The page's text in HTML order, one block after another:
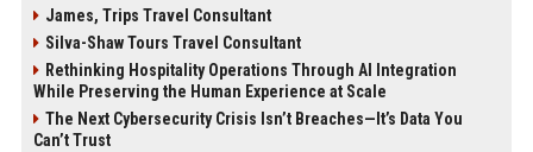
James, Trips Travel Consultant
Silva-Shaw Tours Travel Consultant
Rethinking Hospitality Operations Through AI Integration
While Preserving the Human Experience at Scale
The Next Cybersecurity Crisis Isn’t Breaches—It’s Data You
Can’t Trust